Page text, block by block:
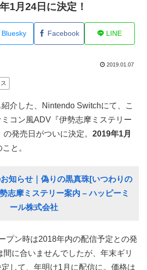
1月24日に決定！
Bluesky Facebook LINE
2019.01.07
介した、Nintendo Switchにて、こ
コン風ADV『伊勢志摩ミステリー
発売日がついに決定。 2019年1月
と。
知らせ｜偽りの黒真珠[いつわりの
志摩ミステリー案内 – ハッピーミ
ール株式会社
プン時は2018年内の配信予定との発
に合いませんでしたが、年末ギリ
して、年明け1月に配信に。価格は